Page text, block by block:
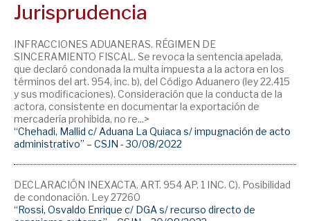
Jurisprudencia
INFRACCIONES ADUANERAS. RÉGIMEN DE
SINCERAMIENTO FISCAL. Se revoca la sentencia apelada,
que declaró condonada la multa impuesta a la actora en los
términos del art. 954, inc. b), del Código Aduanero (ley 22.415
y sus modificaciones). Consideración que la conducta de la
actora, consistente en documentar la exportación de
mercadería prohibida, no re...>
“Chehadi, Mallid c/ Aduana La Quiaca s/ impugnación de acto
administrativo” – CSJN - 30/08/2022
DECLARACIÓN INEXACTA. ART. 954 AP. 1 INC. C). Posibilidad
de condonación. Ley 27260
“Rossi, Osvaldo Enrique c/ DGA s/ recurso directo de